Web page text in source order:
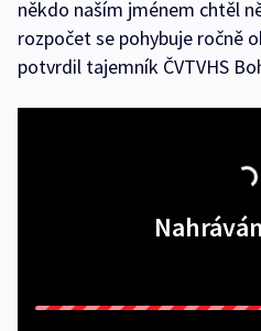
někdo naším jménem chtěl
rozpočet se pohybuje ročně
potvrdil tajemník ČVTVHS